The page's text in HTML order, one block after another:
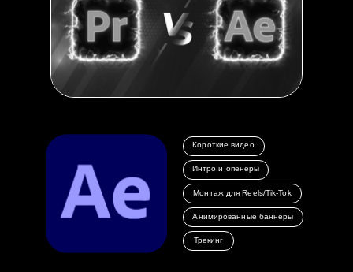
Короткие видео
Анимированные баннеры
Интро и опенеры
Трекинг
Монтаж для Reels/Tik-Tok